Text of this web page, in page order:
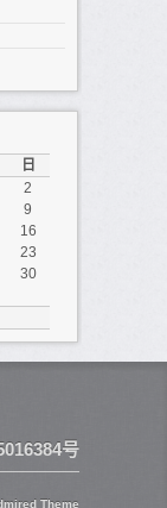
日
2
9
16
23
30
号
Theme